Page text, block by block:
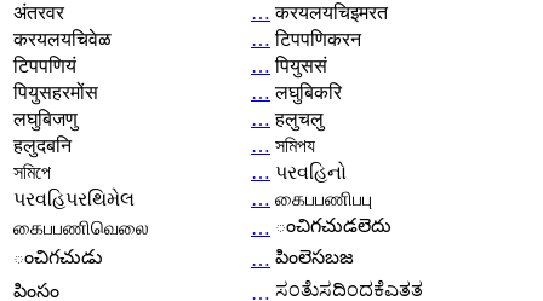
अंतरवर
… करयलयचिइमरत
करयलयचिवेळ
… टिपपणिकरन
टिपपणियं
… पियुससं
पियुसहरमोंस
… लघुबिकरि
लघुबिजणु
… हलुचलु
हलुदबनि
… সমিপয
সমিপে
… પરવહિનો
પરવહિપરથિમેલ
… கைபபணிபபு
கைபபணிவெலை
… ంచిగచుడలెదు
ంచిగచుడు
… పింలెసబజ
పింసం
… ಸಂತೆುಸದಿಂದಕೆಎತತ